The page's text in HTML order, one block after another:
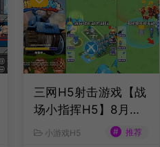
三网H5射击游戏【战
场小指挥H5】8月最
新整理Linux手工服
小游戏H5 # 推荐